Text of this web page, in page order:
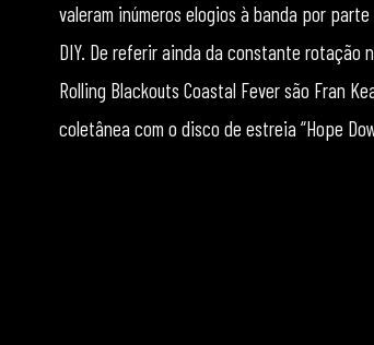
valeram inúmeros elogios à banda por
DIY. De referir ainda da constante rotação
Rolling Blackouts Coastal Fever são Fran
coletânea com o disco de estreia “Hope